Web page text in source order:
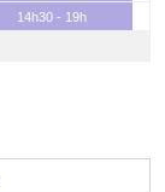
14h30 - 19h